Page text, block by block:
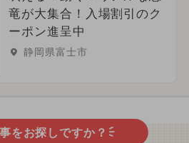
竜が大集合！入場割引のク
ーポン進呈中
静岡県富士市
をお探しですか？